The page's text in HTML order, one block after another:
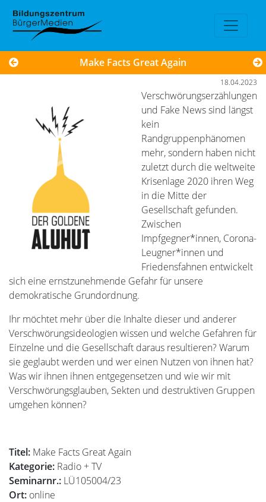
Make Facts Great Again
18.04.2023
Verschwörungserzählungen
und Fake News sind längst
kein
Randgruppenphänomen
mehr, sondern haben nicht
zuletzt durch die weltweite
Krisenlage 2020 ihren Weg
in die Mitte der
Gesellschaft gefunden.
Zwischen
Impfgegner*innen, Corona-
Leugner*innen und
Friedensfahnen entwickelt
sich eine ernstzunehmende Gefahr für unsere
demokratische Grundordnung.
Ihr möchtet mehr über die Inhalte dieser und anderer
Verschwörungsideologien wissen und welche Gefahren für
Einzelne und die Gesellschaft daraus resultieren? Warum
sie geglaubt werden und wer einen Nutzen von ihnen hat?
Was wir ihnen ihnen entgegensetzen und wie wir mit
Verschwörungsglauben, Sekten und destruktiven Gruppen
umgehen können?
Titel: Make Facts Great Again
Kategorie: Radio + TV
Seminarnr.: LÜ105004/23
Ort: online